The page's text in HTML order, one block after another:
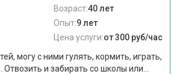
Возраст:40 лет
Опыт:9 лет
Цена услуги:от 300 руб/час
могу с ними гулять, кормить, играть,
и забирать со школы или...